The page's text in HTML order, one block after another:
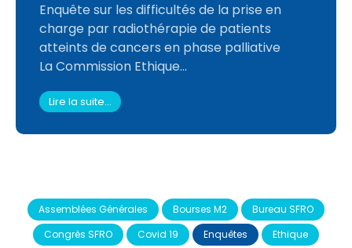
Enquête sur les difficultés de la prise en
charge par radiothérapie de patients
atteints de cancers en phase palliative
La Commission Ethique...
Lire la suite...
Assemblées Générales Bourses M2
Bureau SFRO
Congrès SFRO
Covid 19 Enquêtes
Ethique